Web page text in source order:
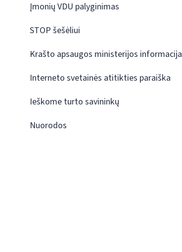
Įmonių VDU palyginimas
STOP šešėliui
Krašto apsaugos ministerijos informacija
Interneto svetainės atitikties paraiška
Ieškome turto savininkų
Nuorodos